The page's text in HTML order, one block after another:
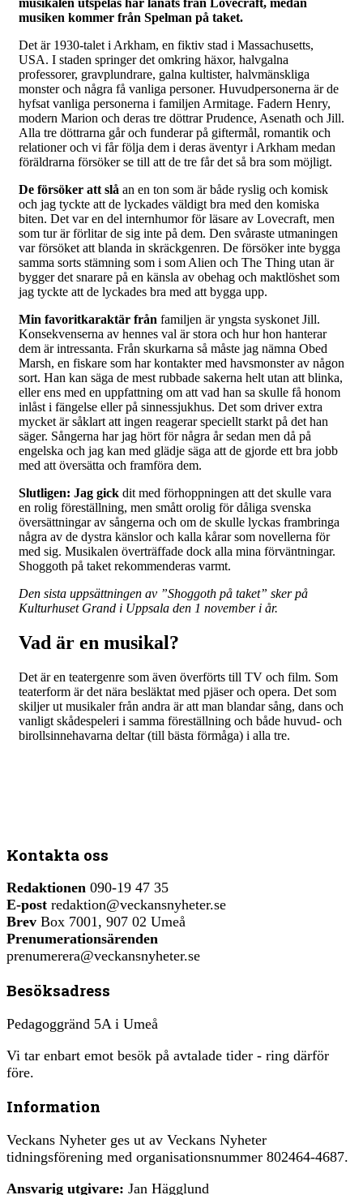
musiken kommer från Spelman på taket.
Det är 1930-talet i Arkham, en fiktiv stad i Massachusetts,
USA. I staden springer det omkring häxor, halvgalna
professorer, gravplundrare, galna kultister, halvmänskliga
monster och några få vanliga personer. Huvudpersonerna är de
hyfsat vanliga personerna i familjen Armitage. Fadern Henry,
modern Marion och deras tre döttrar Prudence, Asenath och Jill.
Alla tre döttrarna går och funderar på giftermål, romantik och
relationer och vi får följa dem i deras äventyr i Arkham medan
föräldrarna försöker se till att de tre får det så bra som möjligt.
De försöker att slå an en ton som är både ryslig och komisk
och jag tyckte att de lyckades väldigt bra med den komiska
biten. Det var en del internhumor för läsare av Lovecraft, men
som tur är förlitar de sig inte på dem. Den svåraste utmaningen
var försöket att blanda in skräckgenren. De försöker inte bygga
samma sorts stämning som i som Alien och The Thing utan är
bygger det snarare på en känsla av obehag och maktlöshet som
jag tyckte att de lyckades bra med att bygga upp.
Min favoritkaraktär från familjen är yngsta syskonet Jill.
Konsekvenserna av hennes val är stora och hur hon hanterar
dem är intressanta. Från skurkarna så måste jag nämna Obed
Marsh, en fiskare som har kontakter med havsmonster av någon
sort. Han kan säga de mest rubbade sakerna helt utan att blinka,
eller ens med en uppfattning om att vad han sa skulle få honom
inlåst i fängelse eller på sinnessjukhus. Det som driver extra
mycket är såklart att ingen reagerar speciellt starkt på det han
säger. Sångerna har jag hört för några år sedan men då på
engelska och jag kan med glädje säga att de gjorde ett bra jobb
med att översätta och framföra dem.
Slutligen: Jag gick dit med förhoppningen att det skulle vara
en rolig föreställning, men smått orolig för dåliga svenska
översättningar av sångerna och om de skulle lyckas frambringa
några av de dystra känslor och kalla kårar som novellerna för
med sig. Musikalen överträffade dock alla mina förväntningar.
Shoggoth på taket rekommenderas varmt.
Den sista uppsättningen av ”Shoggoth på taket” sker på
Kulturhuset Grand i Uppsala den 1 november i år.
Vad är en musikal?
Det är en teatergenre som även överförts till TV och film. Som
teaterform är det nära besläktat med pjäser och opera. Det som
skiljer ut musikaler från andra är att man blandar sång, dans och
vanligt skådespeleri i samma föreställning och både huvud- och
birollsinnehavarna deltar (till bästa förmåga) i alla tre.
Kontakta oss
Redaktionen 090-19 47 35
E-post redaktion@veckansnyheter.se
Brev Box 7001, 907 02 Umeå
Prenumerationsärenden
prenumerera@veckansnyheter.se
Besöksadress
Pedagoggränd 5A i Umeå
Vi tar enbart emot besök på avtalade tider - ring därför
före.
Information
Veckans Nyheter ges ut av Veckans Nyheter
tidningsförening med organisationsnummer 802464-4687.
Ansvarig utgivare: Jan Hägglund